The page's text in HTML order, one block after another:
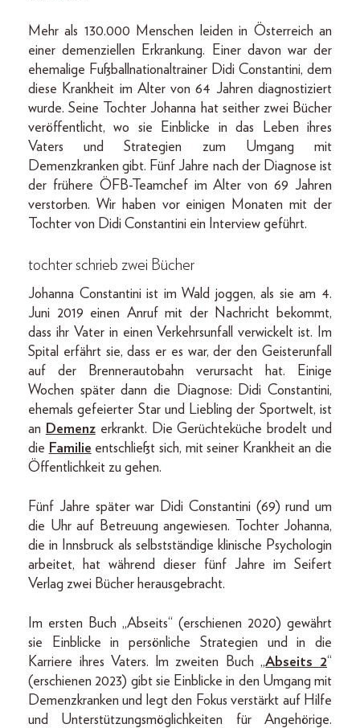
Mehr als 130.000 Menschen leiden in Österreich an
einer demenziellen Erkrankung. Einer davon war der
ehemalige Fußballnationaltrainer Didi Constantini, dem
diese Krankheit im Alter von 64 Jahren diagnostiziert
wurde. Seine Tochter Johanna hat seither zwei Bücher
veröffentlicht, wo sie Einblicke in das Leben ihres
Vaters und Strategien zum Umgang mit
Demenzkranken gibt. Fünf Jahre nach der Diagnose ist
der frühere ÖFB-Teamchef im Alter von 69 Jahren
verstorben. Wir haben vor einigen Monaten mit der
Tochter von Didi Constantini ein Interview geführt.
tochter schrieb zwei Bücher
Johanna Constantini ist im Wald joggen, als sie am 4.
Juni 2019 einen Anruf mit der Nachricht bekommt,
dass ihr Vater in einen Verkehrsunfall verwickelt ist. Im
Spital erfährt sie, dass er es war, der den Geisterunfall
auf der Brennerautobahn verursacht hat. Einige
Wochen später dann die Diagnose: Didi Constantini,
ehemals gefeierter Star und Liebling der Sportwelt, ist
an Demenzerkrankt. Die Gerüchteküche brodelt und
die Familie entschließt sich, mit seiner Krankheit an die
Öffentlichkeit zu gehen.
Fünf Jahre später war Didi Constantini (69) rund um
die Uhr auf Betreuung angewiesen. Tochter Johanna,
die in Innsbruck als selbstständige klinische Psychologin
arbeitet, hat während dieser fünf Jahre im Seifert
Verlag zwei Bücher herausgebracht.
Im ersten Buch „Abseits“ (erschienen 2020) gewährt
sie Einblicke in persönliche Strategien und in die
Karriere ihres Vaters. lm zweiten Buch „Abseits 2“
(erschienen 2023) gibt sie Einblicke in den Umgang mit
Demenzkranken und legt den Fokus verstärkt auf Hilfe
und Unterstützungsmöglichkeiten für Angehörige.